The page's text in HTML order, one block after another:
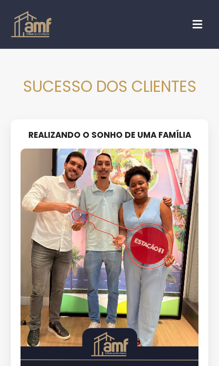
SUCESSO DOS CLIENTES
REALIZANDO O SONHO DE UMA FAMÍLIA